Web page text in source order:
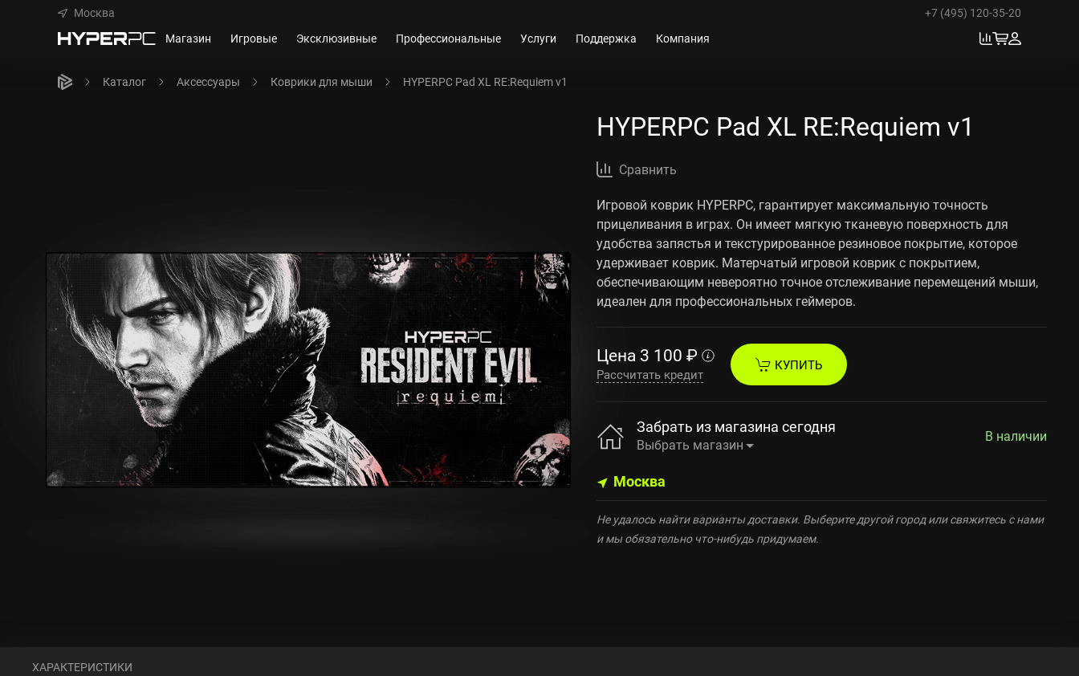
Москва
+7 (495) 120-35-20
Магазин
Игровые Эксклюзивные Профессиональные Услуги Поддержка Компания
Каталог Аксессуары Коврики для мыши HYPERPC Pad XL RE:Requiem v1
HYPERPC Pad XL RE:Requiem v1
Сравнить
Игровой коврик HYPERPC, гарантирует максимальную точность
прицеливания в играх. Он имеет мягкую тканевую поверхность для
удобства запястья и текстурированное резиновое покрытие, которое
удерживает коврик. Матерчатый игровой коврик с покрытием,
обеспечивающим невероятно точное отслеживание перемещений мыши,
идеален для профессиональных геймеров.
Цена 3 100 ₽
Рассчитать кредит
КУПИТЬ
Забрать из магазина сегодня
Выбрать магазин В наличии
Москва
Не удалось найти варианты доставки. Выберите другой город или свяжитесь с нами
и мы обязательно что-нибудь придумаем.
ХАРАКТЕРИСТИКИ